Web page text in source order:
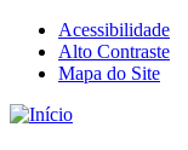
Acessibilidade
Alto Contraste
Mapa do Site